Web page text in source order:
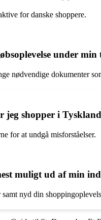
for danske shoppere.
under
nødvendige dokumenter
shopper i
for at undgå misforståelser.
muligt ud af min
nyd din